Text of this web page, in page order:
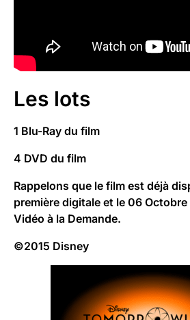
Les lots
1 Blu-Ray du film
4 DVD du film
Rappelons que le film est déjà
première digitale et le 06 Octobre
Vidéo à la Demande.
©2015 Disney